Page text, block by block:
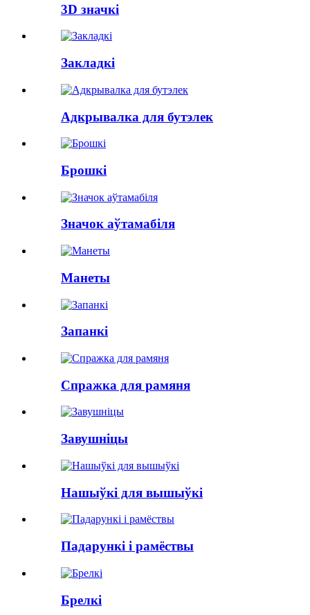
3D значкі
Закладкі
Адкрывалка для бутэлек
Брошкі
Значок аўтамабіля
Манеты
Запанкі
Спражка для рамяня
Завушніцы
Нашыўкі для вышыўкі
Падарункі і рамёствы
Брелкі